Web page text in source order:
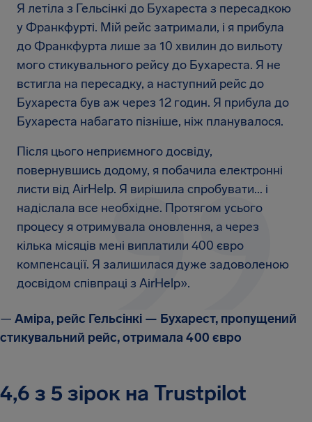
Я летіла з Гельсінкі до Бухареста з пересадкою
у Франкфурті. Мій рейс затримали, і я прибула
до Франкфурта лише за 10 хвилин до вильоту
мого стикувального рейсу до Бухареста. Я не
встигла на пересадку, а наступний рейс до
Бухареста був аж через 12 годин. Я прибула до
Бухареста набагато пізніше, ніж планувалося.
Після цього неприємного досвіду,
повернувшись додому, я побачила електронні
листи від AirHelp. Я вирішила спробувати... і
надіслала все необхідне. Протягом усього
процесу я отримувала оновлення, а через
кілька місяців мені виплатили 400 євро
компенсації. Я залишилася дуже задоволеною
досвідом співпраці з AirHelp».
— Аміра, рейс Гельсінкі — Бухарест, пропущений
стикувальний рейс, отримала 400 євро
4,6 з 5 зірок на Trustpilot